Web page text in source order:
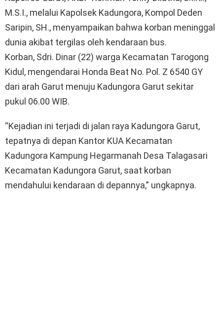
M.S.I., melalui Kapolsek Kadungora, Kompol Deden
Saripin, SH., menyampaikan bahwa korban meninggal
dunia akibat tergilas oleh kendaraan bus.
Korban, Sdri. Dinar (22) warga Kecamatan Tarogong
Kidul, mengendarai Honda Beat No. Pol. Z 6540 GY
dari arah Garut menuju Kadungora Garut sekitar
pukul 06.00 WIB.
“Kejadian ini terjadi di jalan raya Kadungora Garut,
tepatnya di depan Kantor KUA Kecamatan
Kadungora Kampung Hegarmanah Desa Talagasari
Kecamatan Kadungora Garut, saat korban
mendahului kendaraan di depannya,” ungkapnya.